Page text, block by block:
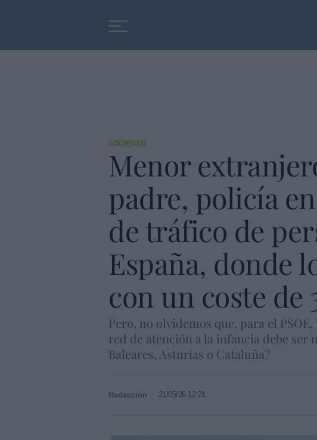
SOCIEDAD
Menor
padre, policía
de tráfico de
España, donde
con un coste de
Pero, no olvidemos que, para el
red de atención a la infancia debe ser
Baleares, Asturias o Cataluña?
Redacción 21/05/26 12:21